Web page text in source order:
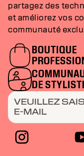
partagez des
et améliorez vos
communauté
BOUTIQUE
DE
VEUILLEZ
E-MAIL